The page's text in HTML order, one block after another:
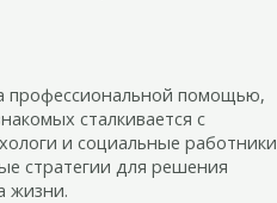
профессиональной помощью,
сталкивается с
и социальные работники
стратегии для решения
жизни.